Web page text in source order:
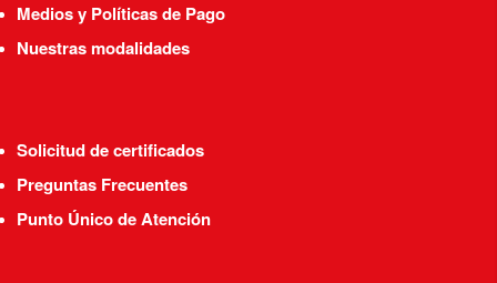
Medios y Políticas de Pago
Nuestras modalidades
Solicitud de certificados
Preguntas Frecuentes
Punto Único de Atención